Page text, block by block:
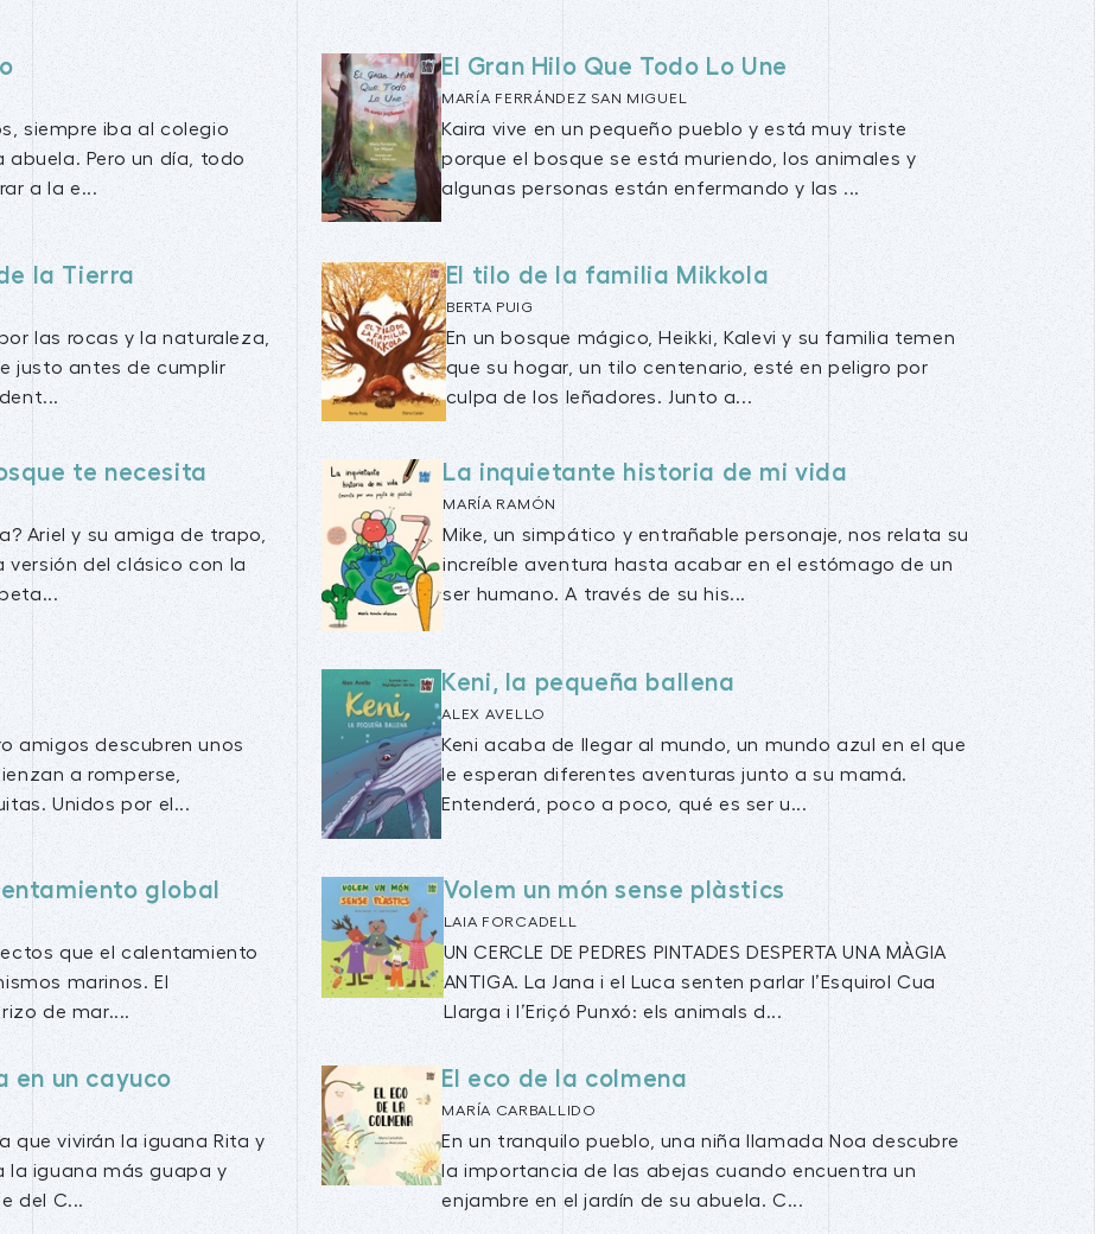
siempre iba al colegio
Pero un día, todo
a la e...
El Gran Hilo Que Todo Lo Une
MARÍA FERRÁNDEZ SAN MIGUEL
Kaira vive en un pequeño pueblo y está muy triste
porque el bosque se está muriendo, los animales y
algunas personas están enfermando y las ...
la Tierra
las rocas y la naturaleza,
justo antes de cumplir
El tilo de la familia Mikkola
BERTA PUIG
En un bosque mágico, Heikki, Kalevi y su familia temen
que su hogar, un tilo centenario, esté en peligro por
culpa de los leñadores. Junto a...
te necesita
Ariel y su amiga de trapo,
versión del clásico con la
La inquietante historia de mi vida
MARÍA RAMÓN
Mike, un simpático y entrañable personaje, nos relata su
increíble aventura hasta acabar en el estómago de un
ser humano. A través de su his...
amigos descubren unos
a romperse,
Unidos por el...
Keni, la pequeña ballena
ALEX AVELLO
Keni acaba de llegar al mundo, un mundo azul en el que
le esperan diferentes aventuras junto a su mamá.
Entenderá, poco a poco, qué es ser u...
global
que el calentamiento
marinos. El
de mar....
Volem un món sense plàstics
LAIA FORCADELL
UN CERCLE DE PEDRES PINTADES DESPERTA UNA MÀGIA
ANTIGA. La Jana i el Luca senten parlar l’Esquirol Cua
Llarga i l’Eriçó Punxó: els animals d...
en un cayuco
que vivirán la iguana Rita y
la iguana más guapa y
del C...
El eco de la colmena
MARÍA CARBALLIDO
En un tranquilo pueblo, una niña llamada Noa descubre
la importancia de las abejas cuando encuentra un
enjambre en el jardín de su abuela. C...